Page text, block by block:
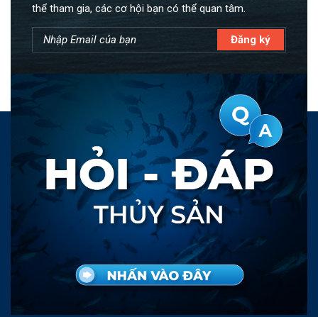
thể tham gia, các cơ hội bạn có thể quan tâm.